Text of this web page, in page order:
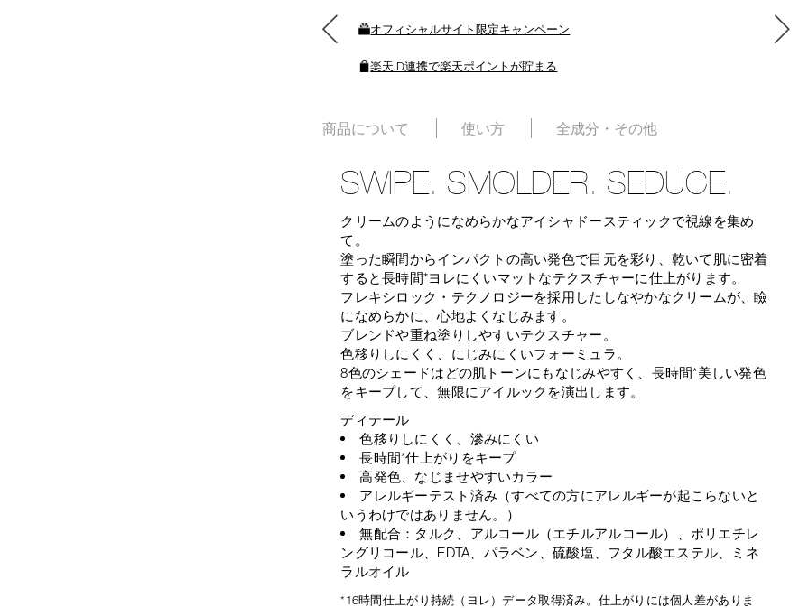
オフィシャルサイト限定キャンペーン
楽天ID連携で楽天ポイントが貯まる
商品について 使い方 全成分・その他
SWIPE. SMOLDER. SEDUCE.
クリームのようになめらかなアイシャドースティックで視線を集め
て。
塗った瞬間からインパクトの高い発色で目元を彩り、乾いて肌に密着
すると長時間*ヨレにくいマットなテクスチャーに仕上がります。
フレキシロック・テクノロジーを採用したしなやかなクリームが、瞼
になめらかに、心地よくなじみます。
ブレンドや重ね塗りしやすいテクスチャー。
色移りしにくく、にじみにくいフォーミュラ。
8色のシェードはどの肌トーンにもなじみやすく、長時間*美しい発色
をキープして、無限にアイルックを演出します。
ディテール
色移りしにくく、滲みにくい
長時間*仕上がりをキープ
高発色、なじませやすいカラー
アレルギーテスト済み（すべての方にアレルギーが起こらないと
いうわけではありません。）
無配合：タルク、アルコール（エチルアルコール）、ポリエチレ
ングリコール、EDTA、パラベン、硫酸塩、フタル酸エステル、ミネ
ラルオイル
*16時間仕上がり持続（ヨレ）データ取得済み。仕上がりには個人差がありま